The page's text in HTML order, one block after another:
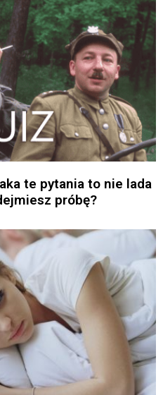
te pytania to nie lada
próbę?